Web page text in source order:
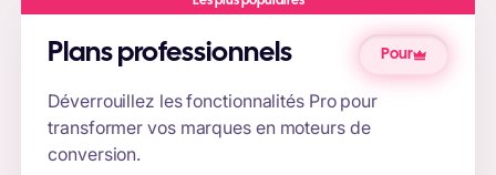
Plans professionnels Pour
Déverrouillez les fonctionnalités Pro pour
transformer vos marques en moteurs de
conversion.